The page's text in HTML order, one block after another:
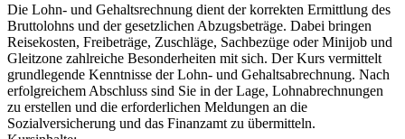
Die Lohn- und Gehaltsrechnung dient der korrekten Ermittlung des
Bruttolohns und der gesetzlichen Abzugsbeträge. Dabei bringen
Reisekosten, Freibeträge, Zuschläge, Sachbezüge oder Minijob und
Gleitzone zahlreiche Besonderheiten mit sich. Der Kurs vermittelt
grundlegende Kenntnisse der Lohn- und Gehaltsabrechnung. Nach
erfolgreichem Abschluss sind Sie in der Lage, Lohnabrechnungen
zu erstellen und die erforderlichen Meldungen an die
Sozialversicherung und das Finanzamt zu übermitteln.